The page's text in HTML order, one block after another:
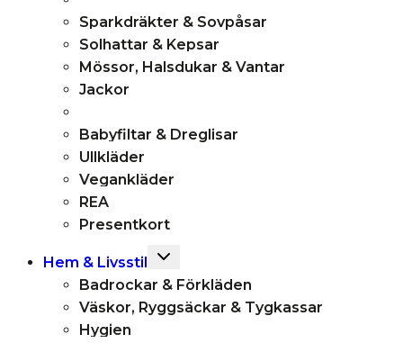
Sparkdräkter & Sovpåsar
Solhattar & Kepsar
Mössor, Halsdukar & Vantar
Jackor
Babyfiltar & Dreglisar
Ullkläder
Vegankläder
REA
Presentkort
Hem & Livsstil
Toggle
menu
Badrockar & Förkläden
Väskor, Ryggsäckar & Tygkassar
Hygien